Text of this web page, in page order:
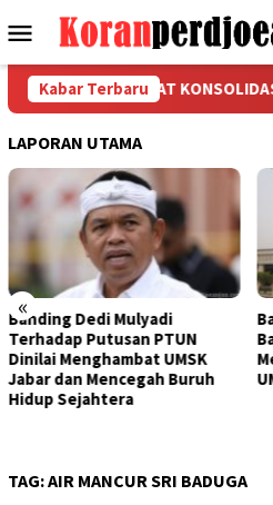
ke
Menu
Mobile
Kabar Terbaru
MEMPERKUAT KONSOLIDASI
LAPORAN UTAMA
«
Bapak Aing Mengajukan
Banding, MA Tak Boleh
Mengubur Putusan PTUN Soal
UMSK Jawa Barat
TAG:AIR MANCUR SRI BADUGA